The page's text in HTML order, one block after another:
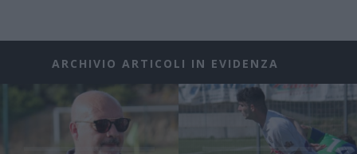
ARCHIVIO ARTICOLI IN EVIDENZA